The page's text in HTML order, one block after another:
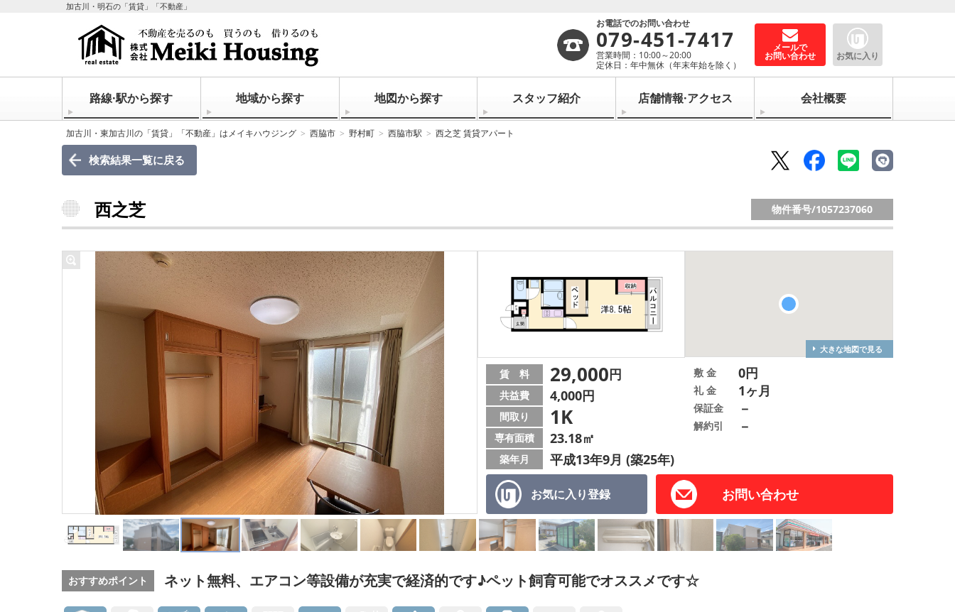
加古川・明石の「賃貸」「不動産」
お電話でのお問い合わせ
079-451-7417
営業時間：10:00～20:00
定休日：年中無休（年末年始を除く）
メールで
お問い合わせ お気に入り
路線·駅から探す 地域から探す 地図から探す スタッフ紹介 店舗情報·アクセス 会社概要
加古川・東加古川の「賃貸」「不動産」はメイキハウジング 西脇市 野村町 西脇市駅 西之芝 賃貸アパート
検索結果一覧に戻る
西之芝 物件番号/1057237060
大きな地図で見る
お気に入り登録 お問い合わせ
賃 料 29,000円
共益費 4,000円
間取り 1K
専有面積 23.18㎡
築年月 平成13年9月 (築25年)
敷 金 0円
礼 金 1ヶ月
保証金 －
解約引 －
おすすめポイント ネット無料、エアコン等設備が充実で経済的です♪ペット飼育可能でオススメです☆